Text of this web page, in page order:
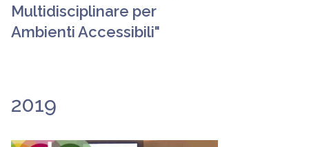
Multidisciplinare per
Ambienti Accessibili"
2019